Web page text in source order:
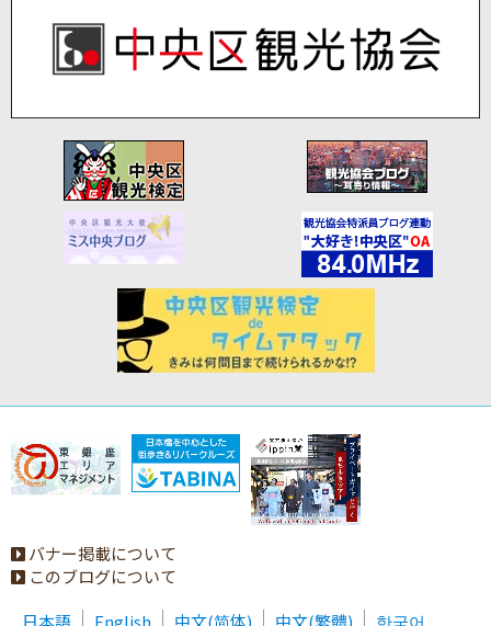
バナー掲載について
このブログについて
日本語
English 中文(简体) 中文(繁體) 한국어